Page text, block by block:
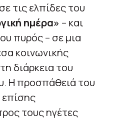
τις ελπίδες του
ημέρα» – και
πυρός – σε μια
κοινωνικής
διάρκεια του
Η προσπάθειά του
επίσης
τους ηγέτες